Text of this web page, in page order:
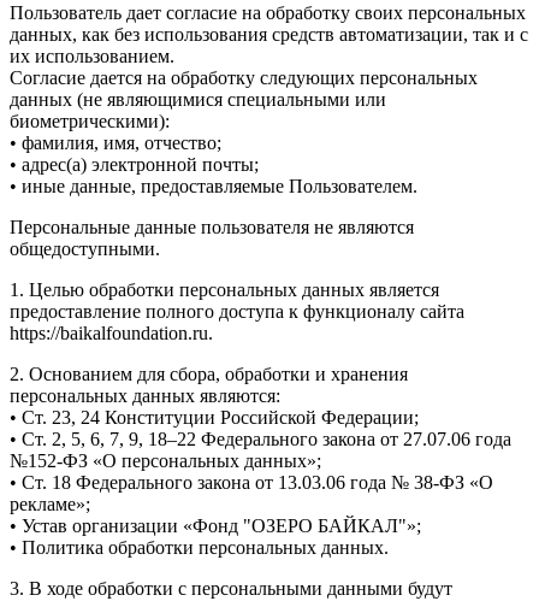
Пользователь дает согласие на обработку своих персональных
данных, как без использования средств автоматизации, так и с
их использованием.
Согласие дается на обработку следующих персональных
данных (не являющимися специальными или
биометрическими):
• фамилия, имя, отчество;
• адрес(а) электронной почты;
• иные данные, предоставляемые Пользователем.
Персональные данные пользователя не являются
общедоступными.
1. Целью обработки персональных данных является
предоставление полного доступа к функционалу сайта
https://baikalfoundation.ru.
2. Основанием для сбора, обработки и хранения
персональных данных являются:
• Ст. 23, 24 Конституции Российской Федерации;
• Ст. 2, 5, 6, 7, 9, 18–22 Федерального закона от 27.07.06 года
№152-ФЗ «О персональных данных»;
• Ст. 18 Федерального закона от 13.03.06 года № 38-ФЗ «О
рекламе»;
• Устав организации «Фонд "ОЗЕРО БАЙКАЛ"»;
• Политика обработки персональных данных.
3. В ходе обработки с персональными данными будут